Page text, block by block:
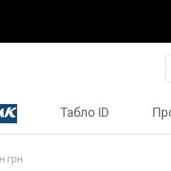
Табло ID
грн